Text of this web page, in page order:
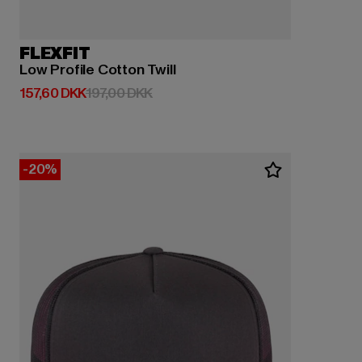
FLEXFIT
Low Profile Cotton Twill
157,60 DKK
Nuværende pris: 157,60 DKK
197,00 DKKKampagnepris: 197,00 DKK
-20%